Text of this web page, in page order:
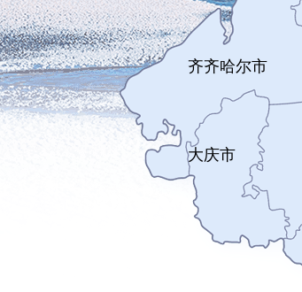
齐齐哈尔市
大庆市